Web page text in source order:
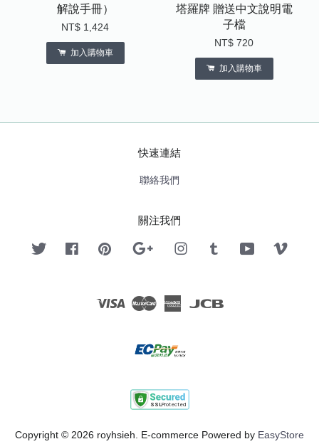
解說手冊）
NT$ 1,424
加入購物車
塔羅牌 贈送中文說明電
子檔
NT$ 720
加入購物車
快速連結
聯絡我們
關注我們
Twitter FacebookPinterest Google InstagramTumblr YouTube
Visa Master American
Copyright © 2026 royhsieh. E-commerce Powered by EasyStore